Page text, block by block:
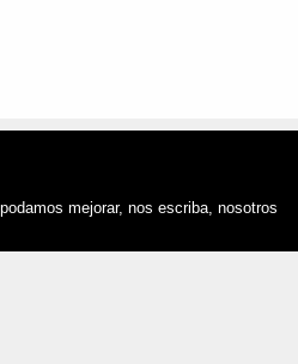
mejorar, nos escriba, nosotros